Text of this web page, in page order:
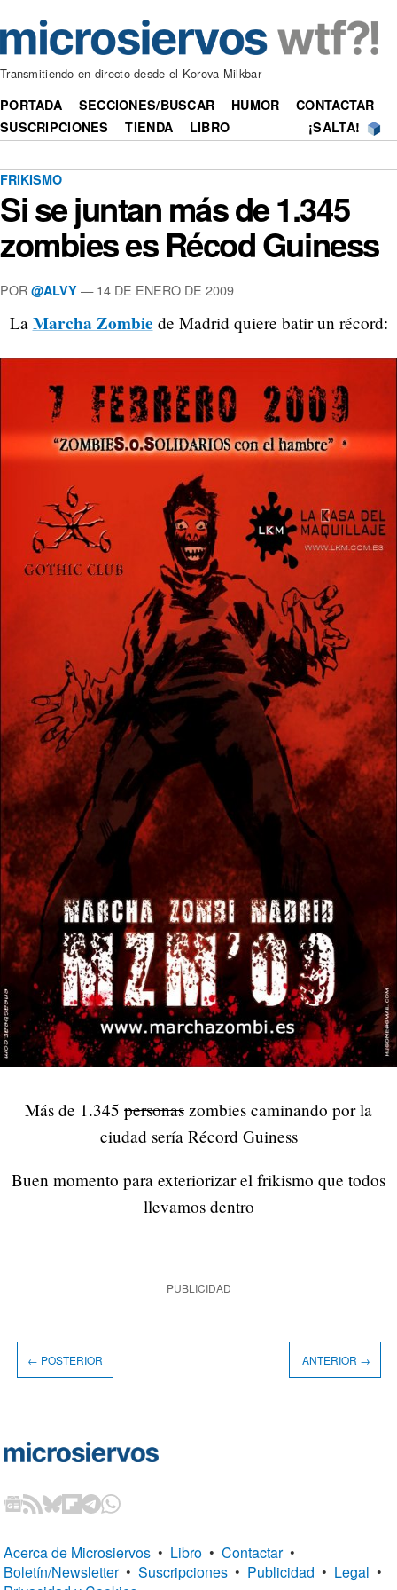
Transmitiendo en directo desde el Korova Milkbar
PORTADA SECCIONES/BUSCAR HUMOR
CONTACTAR
SUSCRIPCIONES
TIENDA LIBRO ¡SALTA!
FRIKISMO
Si se juntan más de 1.345
zombies es Récod Guiness
POR @ALVY —14 DE ENERO DE 2009
La Marcha Zombie de Madrid quiere batir un récord:
Más de 1.345 personas zombies caminando por la
ciudad sería Récord Guiness
Buen momento para exteriorizar el frikismo que todos
llevamos dentro
PUBLICIDAD
← POSTERIOR ANTERIOR →
Acerca de Microsiervos • Libro • Contactar •
Boletín/Newsletter • Suscripciones • Publicidad • Legal •